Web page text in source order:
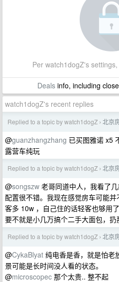
Per watch1dogZ's
Dealsinfo, including
watch1dogZ's recent replies
Replied to a topic by watch1dogZ › 北京
@guanzhangzhang 已买图雅诺 x5
露营车纯玩
Replied to a topic by watch1dogZ › 北京
@songszw 老哥同道中人，我看了
配置很不错。我现在感觉房车可能
客多 10w ，自己住的话轻客也够用
要不就是小几万搞个二手大面包，扔
Replied to a topic by watch1dogZ › 北京
@CykaBlyat 纯电香是香，就是怕老
景可能是长时间没人看的状态。
@microscopec 那个太贵.. 整不起